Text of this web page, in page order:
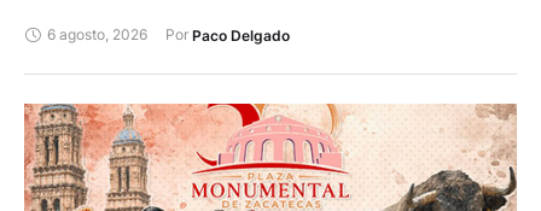
6 agosto, 2026 Por Paco Delgado